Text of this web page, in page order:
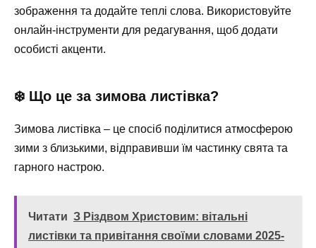
зображення та додайте теплі слова. Використовуйте
онлайн-інструменти для редагування, щоб додати
особисті акценти.
❄️ Що це за зимова листівка?
Зимова листівка – це спосіб поділитися атмосферою
зими з близькими, відправивши їм частинку свята та
гарного настрою.
Читати З Різдвом Христовим: вітальні
листівки та привітання своїми словами 2025-